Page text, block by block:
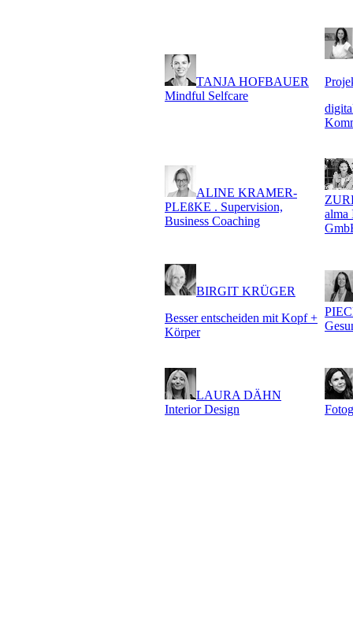
TANJA HOFBAUER
Mindful Selfcare
ALINE KRAMER-
PLEßKE . Supervision,
Business Coaching
BIRGIT KRÜGER
Besser entscheiden mit Kopf +
Körper
LAURA DÄHN
Interior Design